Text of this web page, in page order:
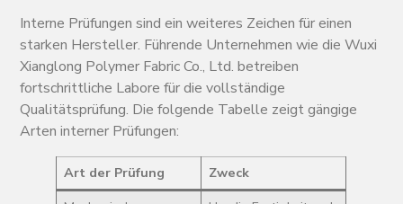
Interne Prüfungen sind ein weiteres Zeichen für einen
starken Hersteller. Führende Unternehmen wie die Wuxi
Xianglong Polymer Fabric Co., Ltd. betreiben
fortschrittliche Labore für die vollständige
Qualitätsprüfung. Die folgende Tabelle zeigt gängige
Arten interner Prüfungen:
Art der Prüfung
Zweck